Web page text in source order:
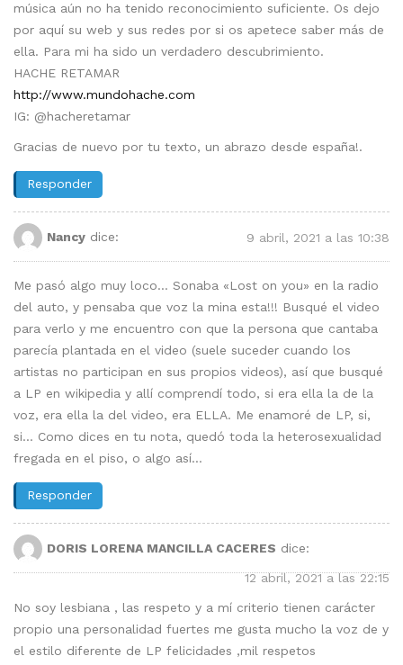
música aún no ha tenido reconocimiento suficiente. Os dejo
por aquí su web y sus redes por si os apetece saber más de
ella. Para mi ha sido un verdadero descubrimiento.
HACHE RETAMAR
http://www.mundohache.com
IG: @hacheretamar
Gracias de nuevo por tu texto, un abrazo desde españa!.
Responder
Nancy dice: 9 abril, 2021 a las 10:38
Me pasó algo muy loco… Sonaba «Lost on you» en la radio
del auto, y pensaba que voz la mina esta!!! Busqué el video
para verlo y me encuentro con que la persona que cantaba
parecía plantada en el video (suele suceder cuando los
artistas no participan en sus propios videos), así que busqué
a LP en wikipedia y allí comprendí todo, si era ella la de la
voz, era ella la del video, era ELLA. Me enamoré de LP, si,
si… Como dices en tu nota, quedó toda la heterosexualidad
fregada en el piso, o algo así…
Responder
DORIS LORENA MANCILLA CACERES dice:
12 abril, 2021 a las 22:15
No soy lesbiana , las respeto y a mí criterio tienen carácter
propio una personalidad fuertes me gusta mucho la voz de y
el estilo diferente de LP felicidades ,mil respetos